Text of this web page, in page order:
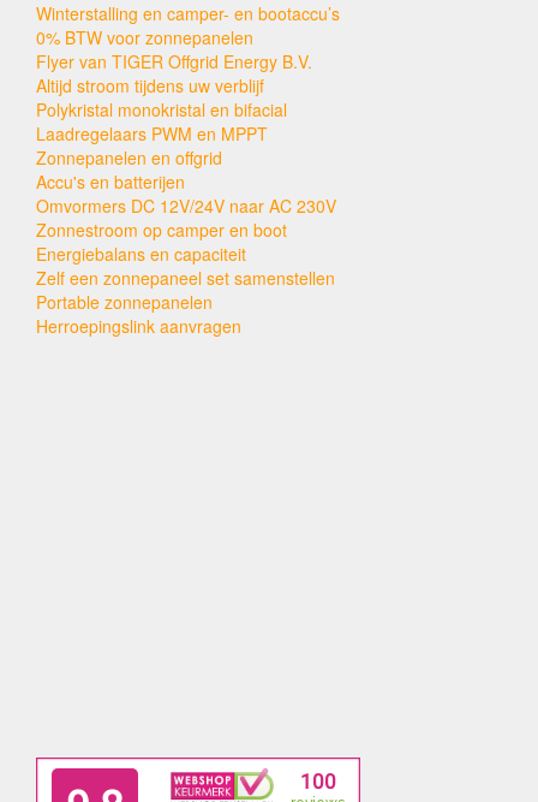
Winterstalling en camper- en bootaccu’s
0% BTW voor zonnepanelen
Flyer van TIGER Offgrid Energy B.V.
Altijd stroom tijdens uw verblijf
Polykristal monokristal en bifacial
Laadregelaars PWM en MPPT
Zonnepanelen en offgrid
Accu's en batterijen
Omvormers DC 12V/24V naar AC 230V
Zonnestroom op camper en boot
Energiebalans en capaciteit
Zelf een zonnepaneel set samenstellen
Portable zonnepanelen
Herroepingslink aanvragen